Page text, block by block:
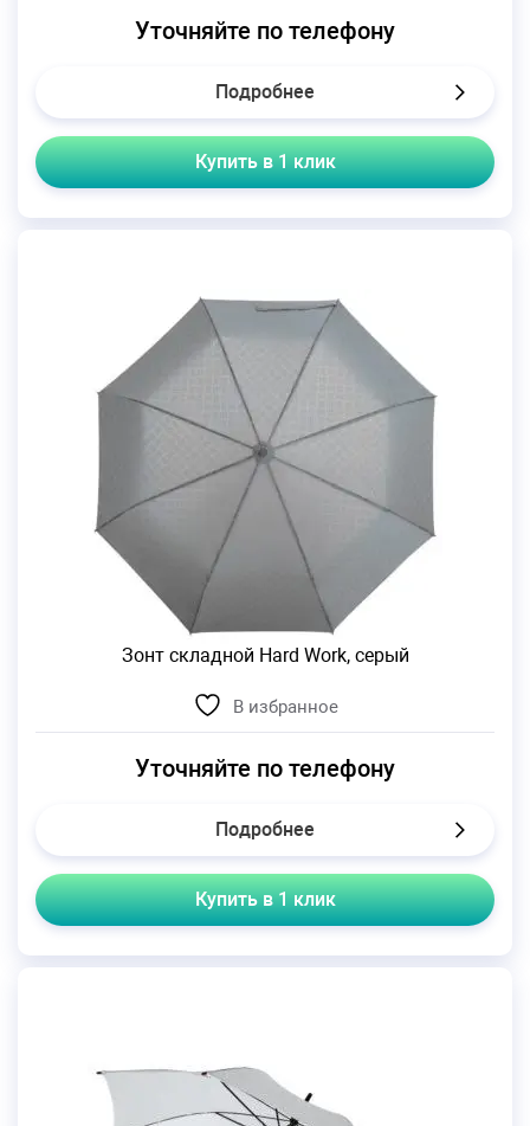
Уточняйте по телефону
Подробнее
Купить в 1 клик
Зонт складной Hard Work, серый
В избранное
Уточняйте по телефону
Подробнее
Купить в 1 клик